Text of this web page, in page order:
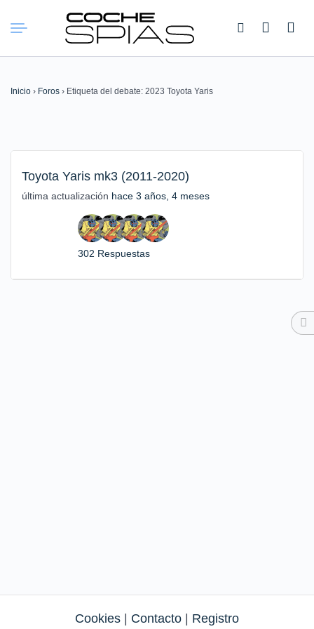
Buscar:
Inicio › Foros › Etiqueta del debate: 2023 Toyota Yaris
Toyota Yaris mk3 (2011-2020)
última actualización hace 3 años, 4 meses
302 Respuestas
Cookies Contacto Registro